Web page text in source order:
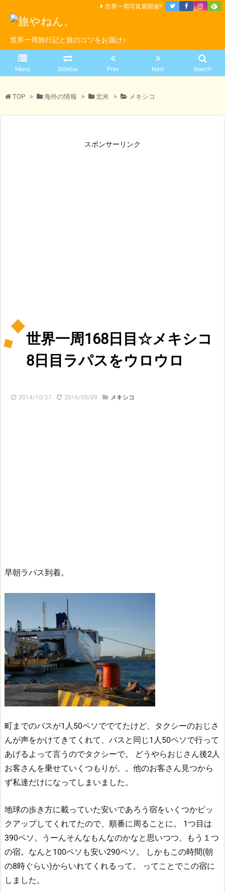
世界一周旅行記と旅のコツをお届け♪
Menu Sidebar Prev Next Search
世界一周写真展開催!!
TOP > 海外の情報 > 北米 > メキシコ
スポンサーリンク
世界一周168日目☆メキシコ
8日目ラパスをウロウロ
2014/10/27 2016/05/09 メキシコ
早朝ラパス到着。
町までのバスが1人50ペソででてたけど、タクシーのおじさ
んが声をかけてきてくれて、バスと同じ1人50ペソで行って
あげるよって言うのでタクシーで。
どうやらおじさん後2人
お客さんを乗せていくつもりが。。他のお客さん見つから
ず私達だけになってしまいました。
地球の歩き方に載っていた安いであろう宿をいくつかピッ
クアップしてくれてたので、順番に周ることに。
1つ目は
390ペソ。うーんそんなもんなのかなと思いつつ、もう１つ
の宿。なんと100ペソも安い290ペソ。
しかもこの時間(朝
の8時ぐらい)からいれてくれるって。
ってことでこの宿に
しました。